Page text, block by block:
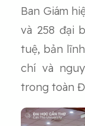
Ban Giám
và 258 đại
tuệ, bản
chí và
trong toàn